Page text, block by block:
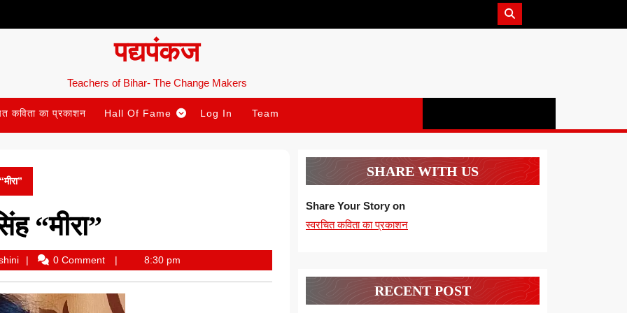
पद्यपंकज
Teachers of Bihar- The Change Makers
कविता का प्रकाशन Hall Of Fame Log In Team
“मीरा”
Anupama
Priyadarshini
0 Comment 8:30 pm
SHARE WITH US
Share Your Story on
स्वरचित कविता का प्रकाशन
RECENT POST